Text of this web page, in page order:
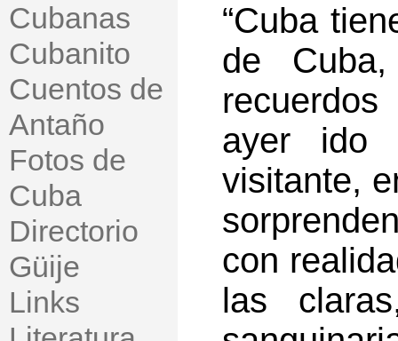
Cubanas
Cubanito
Cuentos de
Antaño
Fotos de
Cuba
Directorio
Güije
Links
“Cuba
de
ayer ido
visitante,
con
las